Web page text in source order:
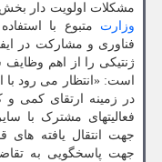
مشکلات اولویت دار
وزارت متبوع با
فناوری و مشارکت در
ژنتیکی را از اهم
است: «انتظار می رود
در زمینه ارتقای کمی
فعالیتهای مشترک با
جهت انتقال یافته های
جهت پاسخگویی به